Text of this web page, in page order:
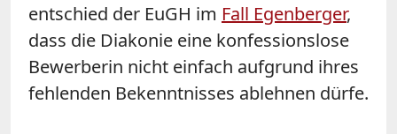
entschied der EuGH im Fall Egenberger,
dass die Diakonie eine konfessionslose
Bewerberin nicht einfach aufgrund ihres
fehlenden Bekenntnisses ablehnen dürfe.